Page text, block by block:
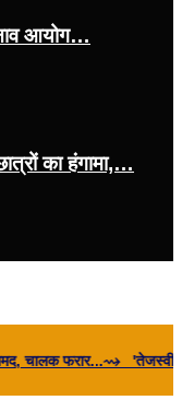
आयोग…
का हंगामा,…
⇝ 'तेजस्‍वी यादव ने BJP